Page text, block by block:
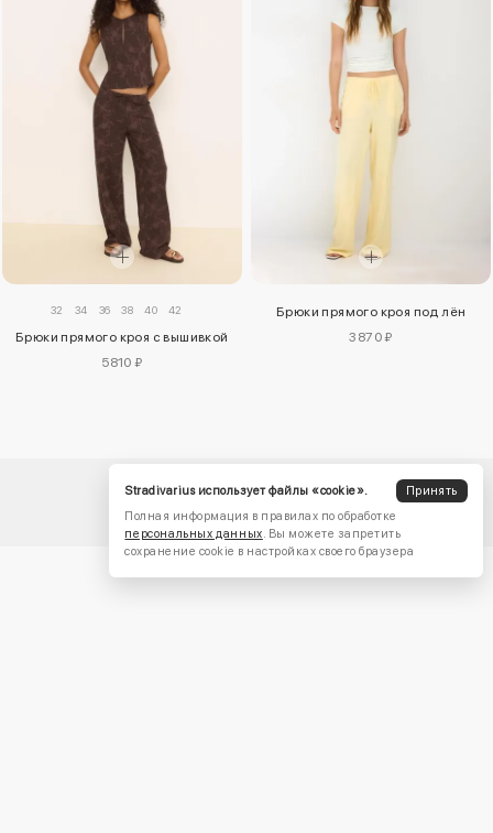
32 34 36 38 40 42
Брюки прямого кроя с вышивкой
5810 ₽
Брюки прямого кроя под лён
3870 ₽
Stradivarius использует файлы «cookie».
Принять
Полная информация в правилах по обработке
персональных данных. Вы можете запретить
сохранение cookie в настройках своего браузера